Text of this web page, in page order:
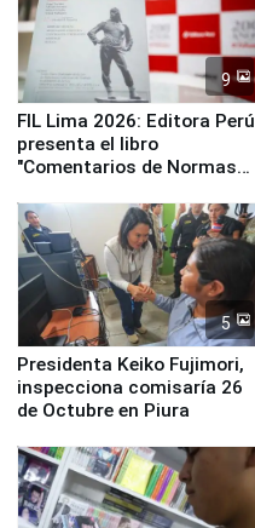
9
FIL Lima 2026: Editora Perú
presenta el libro
"Comentarios de Normas
Derecho Colectivo"
5
Presidenta Keiko Fujimori,
inspecciona comisaría 26
de Octubre en Piura